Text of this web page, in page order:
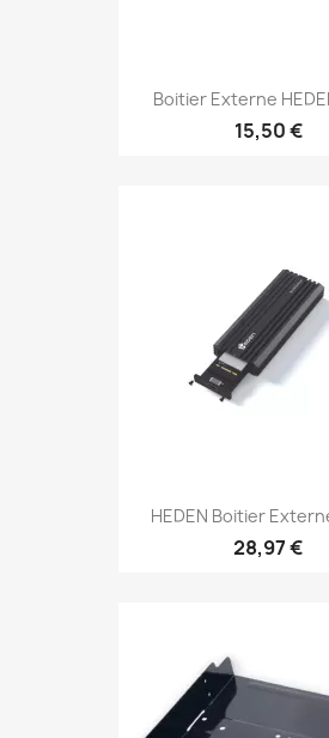
Boitier Externe
15,50 €
HEDEN Boitier
28,97 €